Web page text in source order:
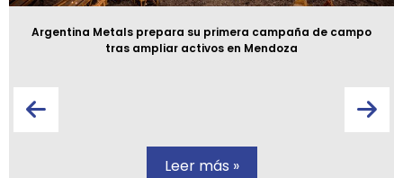
Argentina Metals prepara su primera campaña de campo
tras ampliar activos en Mendoza
Leer más »